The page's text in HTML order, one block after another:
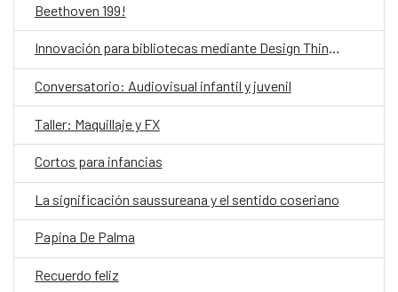
Beethoven 199!
Innovación para bibliotecas mediante Design Thinking asistido por IA
Conversatorio: Audiovisual infantil y juvenil
Taller: Maquillaje y FX
Cortos para infancias
La significación saussureana y el sentido coseriano
Papina De Palma
Recuerdo feliz